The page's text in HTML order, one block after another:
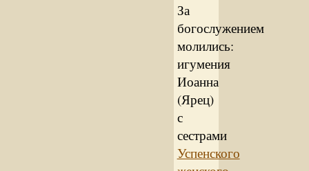
За
богослужением
молились:
игумения
Иоанна
(Ярец)
с
сестрами
Успенского